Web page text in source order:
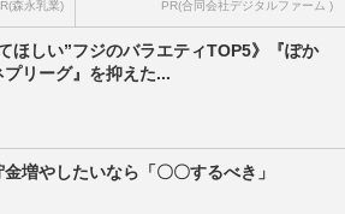
森永乳業) PR(合同会社デジタルファーム )
てほしい”フジのバラエティTOP5》『ぽか
リーグ』を抑えた...
増やしたいなら「〇〇するべき」